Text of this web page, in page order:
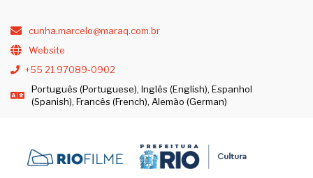
cunha.marcelo@maraq.com.br
Website
+55 21 97089-0902
Português (Portuguese), Inglês (English), Espanhol
(Spanish), Francês (French), Alemão (German)